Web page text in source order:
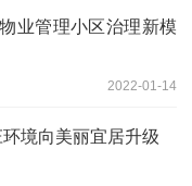
业管理小区治理新模
2022-01-14
境向美丽宜居升级